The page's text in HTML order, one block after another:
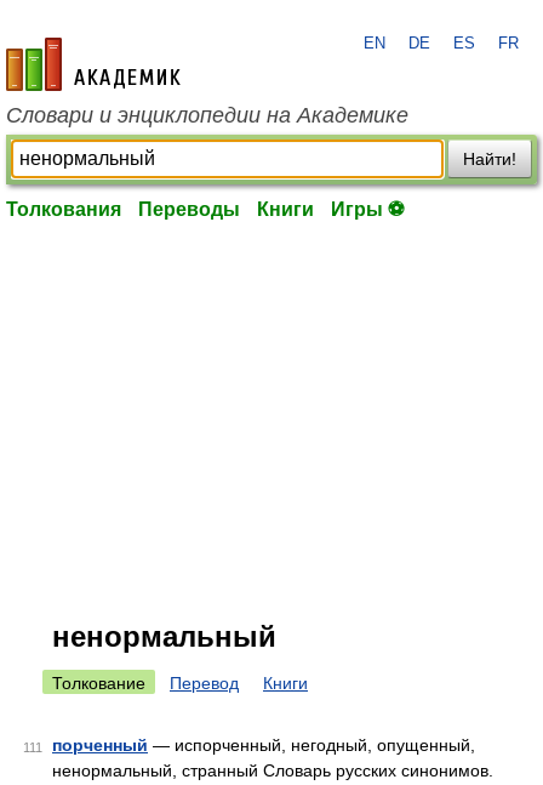
academic.ru
EN DE ES FR
Словари и энциклопедии на Академике
Найти!
Толкования Переводы Книги Игры ⚽
ненормальный
Толкование Перевод Книги
111 порченный — испорченный, негодный, опущенный,
ненормальный, странный Словарь русских синонимов.